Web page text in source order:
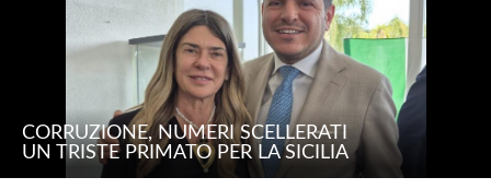
CORRUZIONE, NUMERI SCELLERATI
UN TRISTE PRIMATO PER LA SICILIA